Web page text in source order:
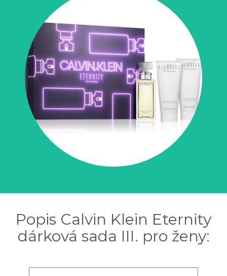
Popis Calvin Klein Eternity
dárková sada III. pro ženy: